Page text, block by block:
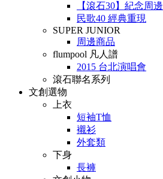
【滾石30】紀念周邊
民歌40 經典重現
SUPER JUNIOR
周邊商品
flumpool 凡人譜
2015 台北演唱會
滾石聯名系列
文創選物
上衣
短袖T恤
襯衫
外套類
下身
長褲